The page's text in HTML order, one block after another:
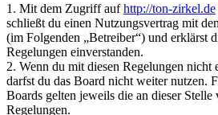
1. Mit dem Zugriff aufhttp://ton-zirkel.de
schließt du einen Nutzungsvertrag mit
(im Folgenden „Betreiber“) und erklärst
Regelungen einverstanden.
2. Wenn du mit diesen Regelungen nicht
darfst du das Board nicht weiter nutzen.
Boards gelten jeweils die an dieser Stelle
Regelungen.